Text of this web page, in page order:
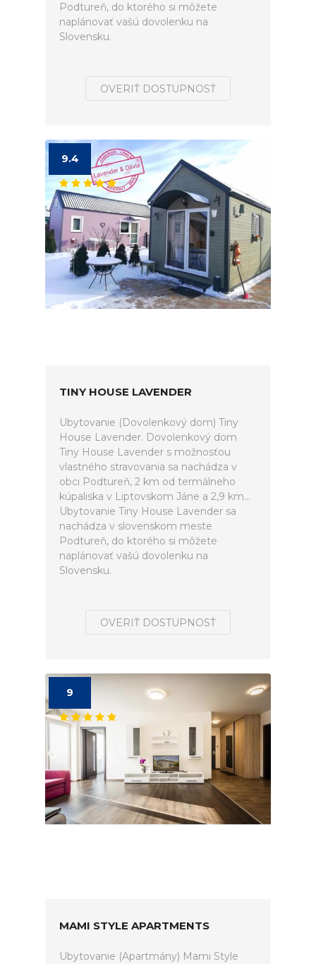
Podtureň, do ktorého si môžete
naplánovať vašú dovolenku na
Slovensku.
OVERIŤ DOSTUPNOSŤ
9.4
TINY HOUSE LAVENDER
Ubytovanie (Dovolenkový dom) Tiny
House Lavender. Dovolenkový dom
Tiny House Lavender s možnosťou
vlastného stravovania sa nachádza v
obci Podtureň, 2 km od termálneho
kúpaliska v Liptovskom Jáne a 2,9 km...
Ubytovanie Tiny House Lavender sa
nachádza v slovenskom meste
Podtureň, do ktorého si môžete
naplánovať vašú dovolenku na
Slovensku.
OVERIŤ DOSTUPNOSŤ
9
MAMI STYLE APARTMENTS
Ubytovanie (Apartmány) Mami Style